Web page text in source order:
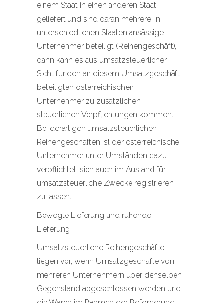
einem Staat in einen anderen Staat
geliefert und sind daran mehrere, in
unterschiedlichen Staaten ansässige
Unternehmer beteiligt (Reihengeschäft),
dann kann es aus umsatzsteuerlicher
Sicht für den an diesem Umsatzgeschäft
beteiligten österreichischen
Unternehmer zu zusätzlichen
steuerlichen Verpflichtungen kommen.
Bei derartigen umsatzsteuerlichen
Reihengeschäften ist der österreichische
Unternehmer unter Umständen dazu
verpflichtet, sich auch im Ausland für
umsatzsteuerliche Zwecke registrieren
zu lassen.
Bewegte Lieferung und ruhende
Lieferung
Umsatzsteuerliche Reihengeschäfte
liegen vor, wenn Umsatzgeschäfte von
mehreren Unternehmern über denselben
Gegenstand abgeschlossen werden und